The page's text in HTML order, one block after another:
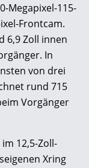
Megapixel-115-
Frontcam.
6,9 Zoll innen
In
von drei
rund 715
Vorgänger
12,5-Zoll-
Xring